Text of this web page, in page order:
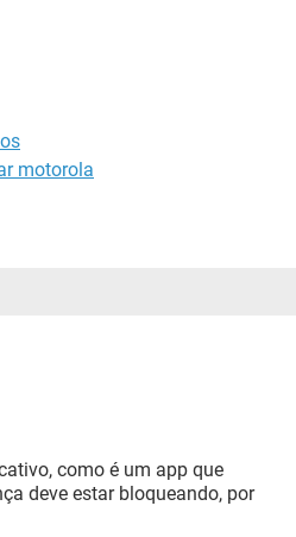
motorola
como é um app que
deve estar bloqueando, por